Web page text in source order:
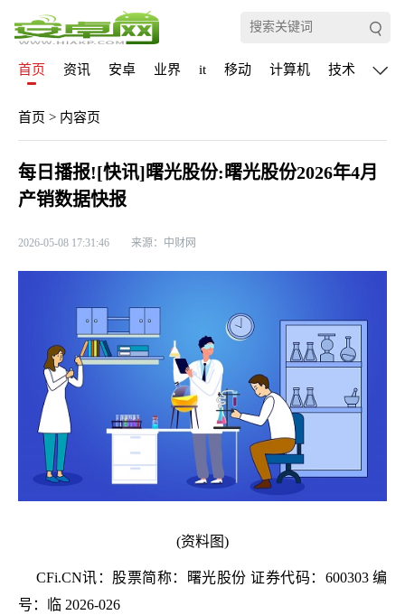
首页 资讯 安卓 业界 it 移动 计算机 技术 通信
首页 > 内容页
每日播报![快讯]曙光股份:曙光股份2026年4月
产销数据快报
2026-05-08 17:31:46 来源：中财网
(资料图)
CFi.CN讯：股票简称：曙光股份 证券代码：600303 编
号：临 2026-026